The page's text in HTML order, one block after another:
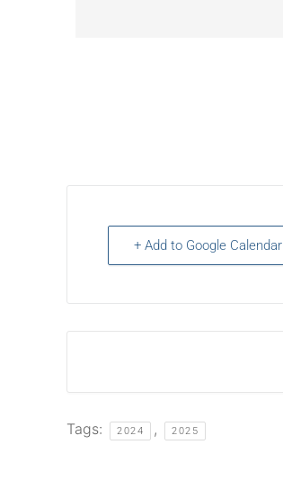
+ Add to Google Calendar
Tags: 2024 , 2025